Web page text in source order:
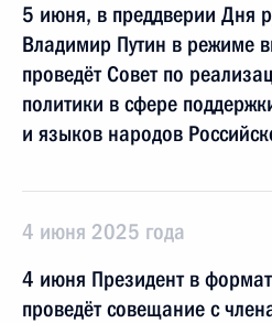
5 июня, в преддверии Дня
Владимир Путин в режиме
проведёт Совет по
политики в сфере
и языков народов
4 июня 2025 года
4 июня Президент в
проведёт совещание с